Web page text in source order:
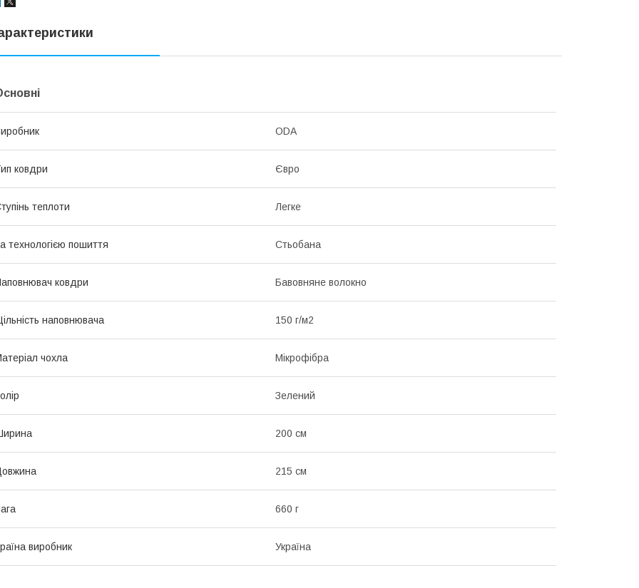
ODA
ковдри Євро
теплоти Легке
технологією пошиття Стьобана
ковдри Бавовняне волокно
наповнювача 150 г/м2
чохла Мікрофібра
Зелений
200 см
215 см
660 г
виробник Україна